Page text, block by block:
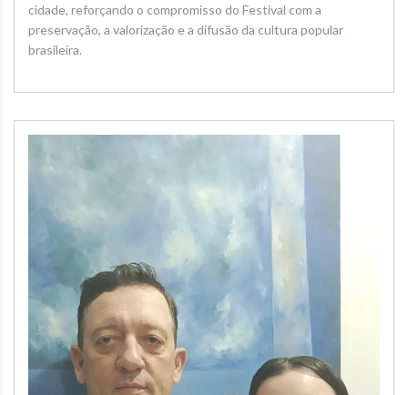
cidade, reforçando o compromisso do Festival com a
preservação, a valorização e a difusão da cultura popular
brasileira.